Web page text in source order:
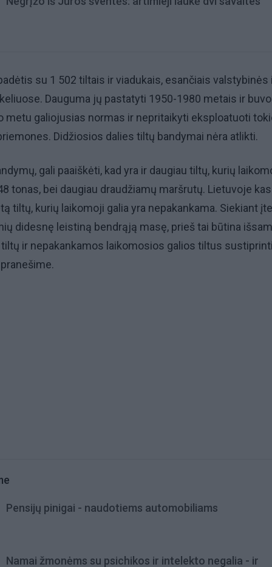
su 1 502 tiltais ir viadukais, esančiais valstybinės
Dauguma jų pastatyti 1950-1980 metais ir buvo
metu galiojusias normas ir nepritaikyti eksploatuoti
Didžiosios dalies tiltų bandymai nėra atlikti.
gali paaiškėti, kad yra ir daugiau tiltų, kurių
tonas, bei daugiau draudžiamų maršrutų. Lietuvoje
tiltų, kurių laikomoji galia yra nepakankama. Siekiant
didesnę leistiną bendrąją masę, prieš tai būtina
ir nepakankamos laikomosios galios tiltus
Pensijų pinigai - naudotiems automobiliams
Namai žmonėms su psichikos ir intelekto negalia - ir